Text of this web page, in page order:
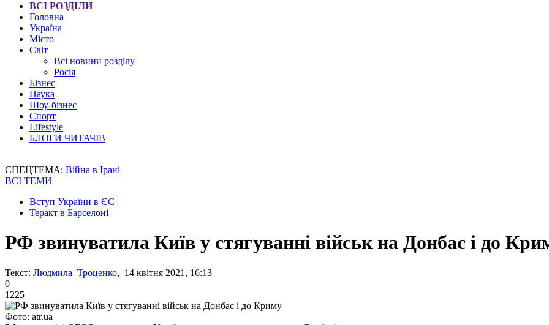
ВСІ РОЗДІЛИ
Головна
Україна
Місто
Світ
Всі новини розділу
Росія
Бізнес
Наука
Шоу-бізнес
Спорт
Lifestyle
БЛОГИ ЧИТАЧІВ
СПЕЦТЕМА: Війна в Ірані
ВСІ ТЕМИ
Вступ України в ЄС
Теракт в Барселоні
РФ звинуватила Київ у стягуванні військ на Донбас і до
Текст: Людмила Троценко, 14 квітня 2021, 16:13
0
1225
Фото: atr.ua